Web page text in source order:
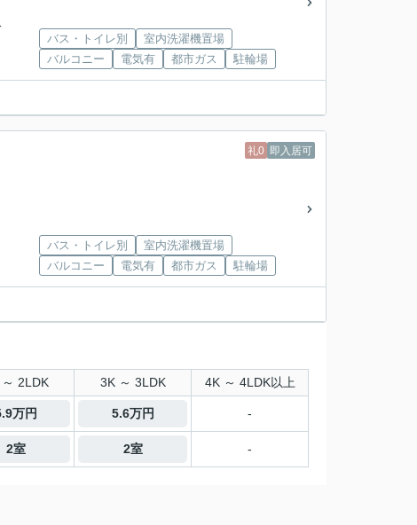
バス・トイレ別
室内洗濯機置場
バルコニー
電気有 都市ガス 駐輪場
礼0 即入居可
バス・トイレ別
室内洗濯機置場
バルコニー
電気有 都市ガス 駐輪場
2LDK 3K ～ 3LDK 4K ～ 4LDK以上
万円 5.6万円 -
2室 2室 -